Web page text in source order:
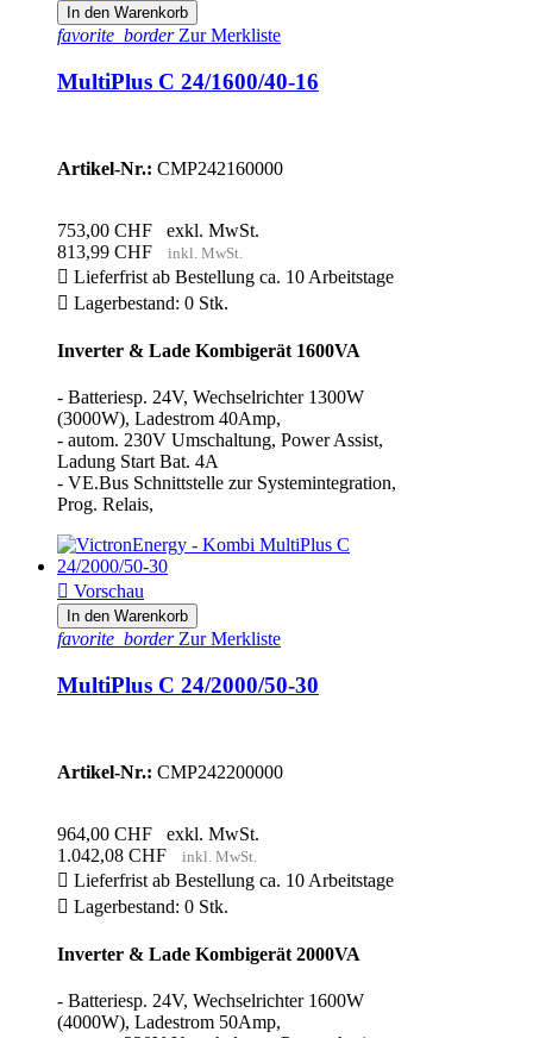
In den Warenkorb
favorite_borderZur Merkliste
MultiPlus C 24/1600/40-16
Artikel-Nr.: CMP242160000
753,00 CHF
exkl. MwSt.
813,99 CHF
inkl. MwSt.
 Lieferfrist ab Bestellung ca. 10 Arbeitstage
 Lagerbestand: 0 Stk.
Inverter & Lade Kombigerät 1600VA
- Batteriesp. 24V, Wechselrichter 1300W
(3000W), Ladestrom 40Amp,
- autom. 230V Umschaltung, Power Assist,
Ladung Start Bat. 4A
- VE.Bus Schnittstelle zur Systemintegration,
Prog. Relais,
 Vorschau
In den Warenkorb
favorite_borderZur Merkliste
MultiPlus C 24/2000/50-30
Artikel-Nr.: CMP242200000
964,00 CHF
exkl. MwSt.
1.042,08 CHF
inkl. MwSt.
 Lieferfrist ab Bestellung ca. 10 Arbeitstage
 Lagerbestand: 0 Stk.
Inverter & Lade Kombigerät 2000VA
- Batteriesp. 24V, Wechselrichter 1600W
(4000W), Ladestrom 50Amp,